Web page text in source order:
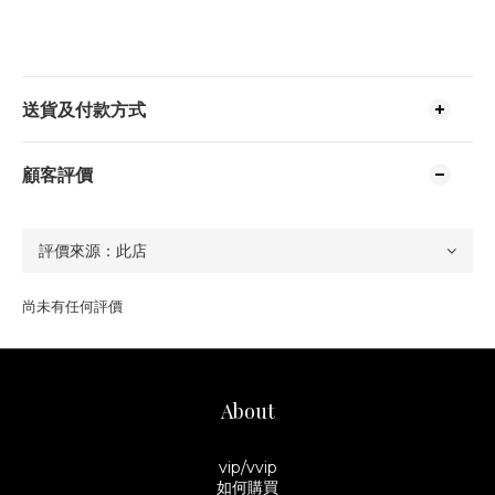
送貨及付款方式
顧客評價
尚未有任何評價
About
vip/vvip
如何購買